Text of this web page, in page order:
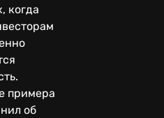
когда
примера
об